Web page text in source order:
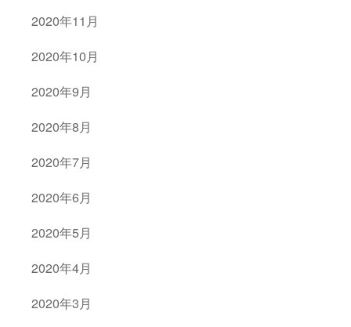
2020年11月
2020年10月
2020年9月
2020年8月
2020年7月
2020年6月
2020年5月
2020年4月
2020年3月